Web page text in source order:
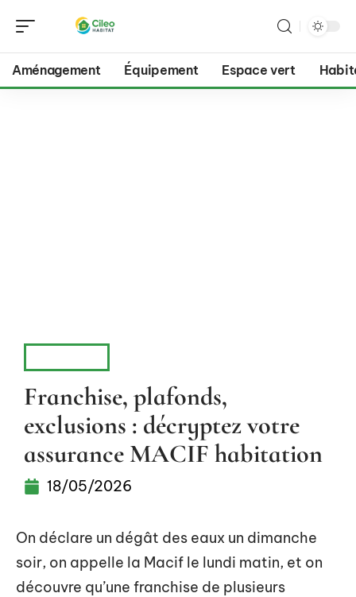
Aménagement Équipement Espace vert
Franchise, plafonds,
exclusions : décryptez votre
assurance MACIF habitation
18/05/2026
On déclare un dégât des eaux un dimanche
soir, on appelle la Macif le lundi matin, et on
découvre qu’une franchise de plusieurs